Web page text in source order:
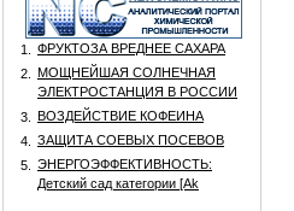
1.
ФРУКТОЗА ВРЕДНЕЕ САХАРА
2.
МОЩНЕЙШАЯ СОЛНЕЧНАЯ
ЭЛЕКТРОСТАНЦИЯ В РОССИИ
3.
ВОЗДЕЙСТВИЕ КОФЕИНА
4.
ЗАЩИТА СОЕВЫХ ПОСЕВОВ
5.
ЭНЕРГОЭФФЕКТИВНОСТЬ:
Детский сад категории [Аk